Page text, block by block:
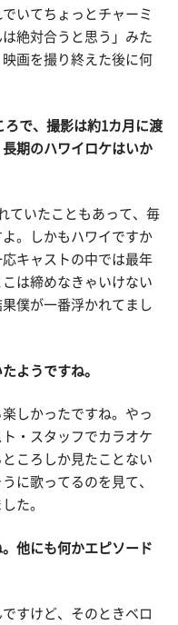
いてちょっとチャーミ
絶対合うと思う」みた
画を撮り終えた後に何
で、撮影は約1カ月に渡
期のハワイロケはいか
ていたこともあって、毎
。しかもハワイですか
キャストの中では最年
は締めなきゃいけない
僕が一番浮かれてまし
ようですね。
しかったですね。やっ
・スタッフでカラオケ
ころしか見たことない
に歌ってるのを見て、
た。
他にも何かエピソード
すけど、そのときベロ